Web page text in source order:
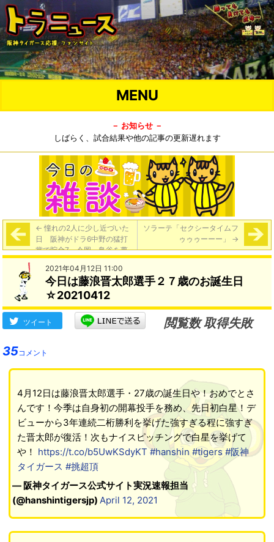
MENU
－ お知らせ －
しばらく、試合結果や他の記事の更新遅れます
← 憧れの2人に少し近づいた
日 阪神がドラ6中野の猛打
賞で貯金7 今岡、鳥谷を夢
見た少年が快進撃支える【ス
ポニチ】
ソラーテ「セクシータイムフ
ゥゥゥーーー」 →
2021年04月12日 11:00
今日は藤浪晋太郎選手２７歳のお誕生日
☆20210412
ツイート
閲覧数 取得失敗
35コメント
4月12日は藤浪晋太郎選手・27歳の誕生日や！おめでとさ
んです！今季は自身初の開幕投手を務め、先日初白星！デ
ビューから3年連続二桁勝利を挙げた強すぎる程に強すぎ
た晋太郎が復活！次もナイスピッチングで白星を挙げて
や！ https://t.co/b5UwKSdyKT #hanshin #tigers #阪神
タイガース #挑超頂
— 阪神タイガース公式サイト実況速報担当
(@hanshintigersjp)April 12, 2021